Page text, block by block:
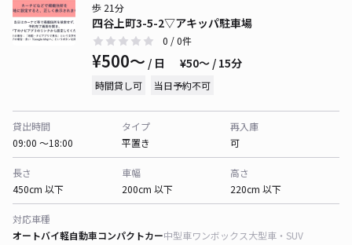
四谷上町3-5-2▽アキッパ駐車場
歩 21分
0 / 0件
¥500〜 / 日 ¥50〜 / 15分
時間貸し可 当日予約不可
貸出時間
09:00 〜18:00
タイプ
平置き
再入庫
可
長さ
450cm 以下
車幅
200cm 以下
高さ
220cm 以下
対応車種
オートバイ軽自動車コンパクトカー中型車ワンボックス大型車・SUV